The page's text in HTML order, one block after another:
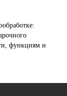
функциям и